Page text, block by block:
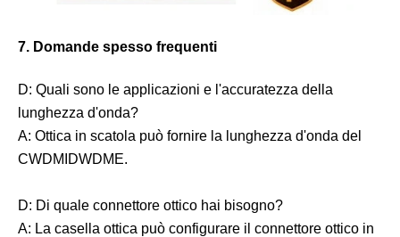
7. Domande spesso frequenti
D: Quali sono le applicazioni e l'accuratezza della
lunghezza d'onda?
A: Ottica in scatola può fornire la lunghezza d'onda del
CWDMIDWDME.
D: Di quale connettore ottico hai bisogno?
A: La casella ottica può configurare il connettore ottico in